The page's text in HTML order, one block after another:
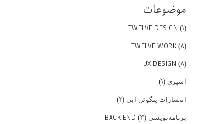
موضوعات
TWELVE DESIGN (۱)
TWELVE WORK (۸)
UX DESIGN (۸)
آشپزی (۱)
انتشارات پنگوئن آبی (۲)
برنامه‌نویسی BACK END (۳)